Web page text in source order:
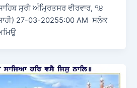
ਸ੍ਰੀ ਅੰਮ੍ਰਿਤਸਰ ਵੀਰਵਾਰ, ੧੪
27-03-20255:00 AM ਸਲੋਕ